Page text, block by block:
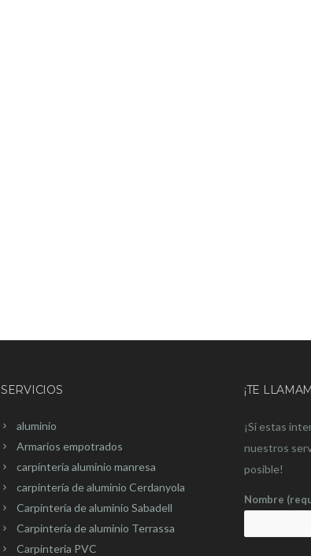
SERVICIOS
aluminio
Armarios empotrados
carpínteria aluminio manresa
carpintería de aluminio Cerdanyola
Carpintería de aluminio Sabadell
Carpintería de aluminio Terrassa
Carpinteria PVC
¡TE
¡Si estas
nuestros
posible!
Nombre